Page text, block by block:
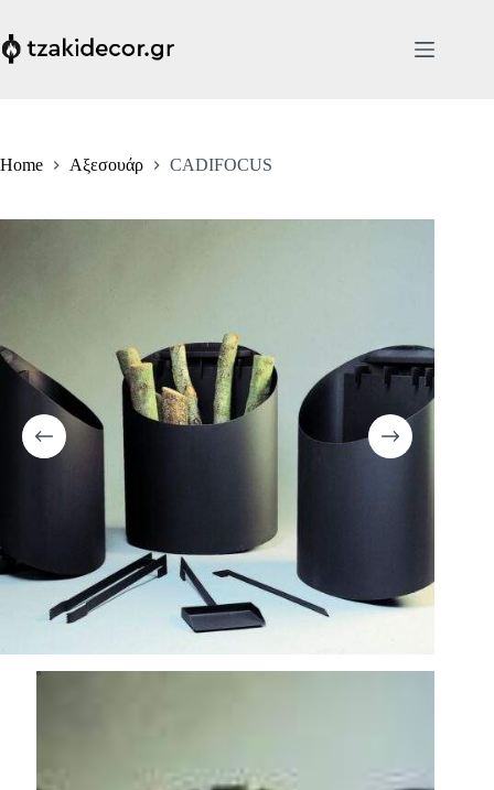
content
Home Αξεσουάρ CADIFOCUS